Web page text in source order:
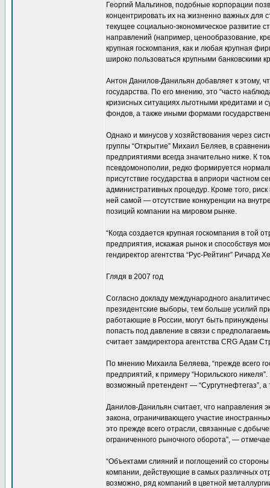
Георгий Мальгинов, подобные корпорации
концентрировать их на жизненно важных для
текущее социально-экономическое развитие
направлений (например, ценообразование,
крупная госкомпания, как и любая крупная
широко пользоваться крупными банковскими
Антон Данилов-Данильян добавляет к этому,
государства. По его мнению, это “часто
кризисных ситуациях льготными кредитами и
фондов, а также иными формами
Однако и минусов у хозяйствования через
группы “Открытие” Михаил Беляев, в
предприятиями всегда значительно ниже. К
псевдомонополии, редко формируется
присутствие государства в априори частном
административных процедур. Кроме того,
ней самой — отсутствие конкуренции на
позиций компании на мировом рынке.
“Когда создается крупная госкомпания в той
предприятия, искажая рынок и способствуя
гендиректор агентства “Рус-Рейтинг” Ричард
Глядя в 2007 год
Согласно докладу международного
президентские выборы, тем больше усилий
работающие в России, могут быть принуждены
попасть под давление в связи с
считает замдиректора агентства CRG Адам
По мнению Михаила Беляева, “прежде всего
предприятий, к примеру “Норильского
возможный претендент — “Сургутнефтегаз”,
Данилов-Данильян считает, что направления
закона, ограничивающего участие
это прежде всего отрасли, связанные с
ограниченного рыночного оборота”, —
“Объектами слияний и поглощений со
компании, действующие в самых различных
возможно, ряд компаний в цветной